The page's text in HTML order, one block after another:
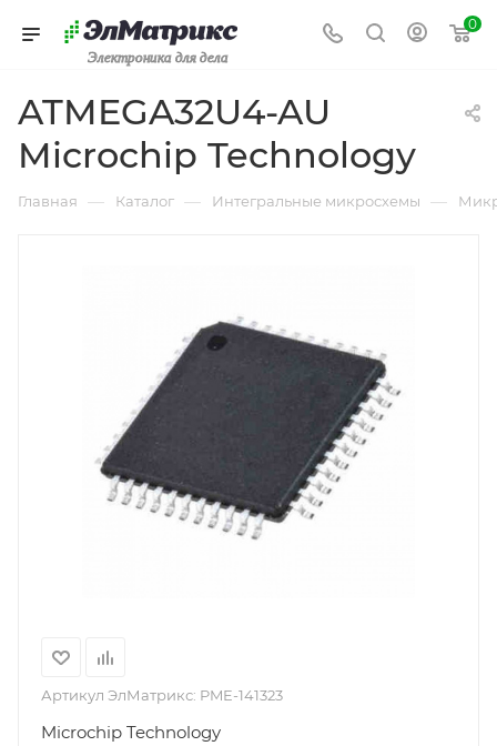
Электроника для дела
0
ATMEGA32U4-AU
Microchip Technology
Главная — Каталог — Интегральные микросхемы —
Артикул ЭлМатрикс: PME-141323
Microchip Technology